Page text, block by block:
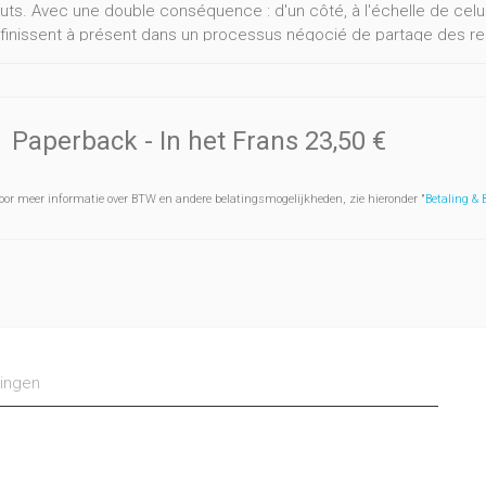
Avec une double conséquence : d'un côté, à l'échelle de
à présent dans un processus négocié de partage des
de création sociale. Avec, en filigrane de ces aventures
sur les principes qui organiseront les solidarités privées et
Paperback - In het Frans 23,50 €
meer informatie over BTW en andere belatingsmogelijkheden, zie hieronder "Betaling &